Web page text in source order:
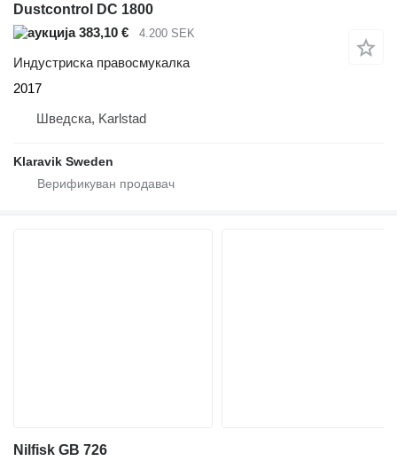
Dustcontrol DC 1800
383,10 €
4.200 SEK
Индустриска правосмукалка
2017
Шведска, Karlstad
Klaravik Sweden
Nilfisk GB 726